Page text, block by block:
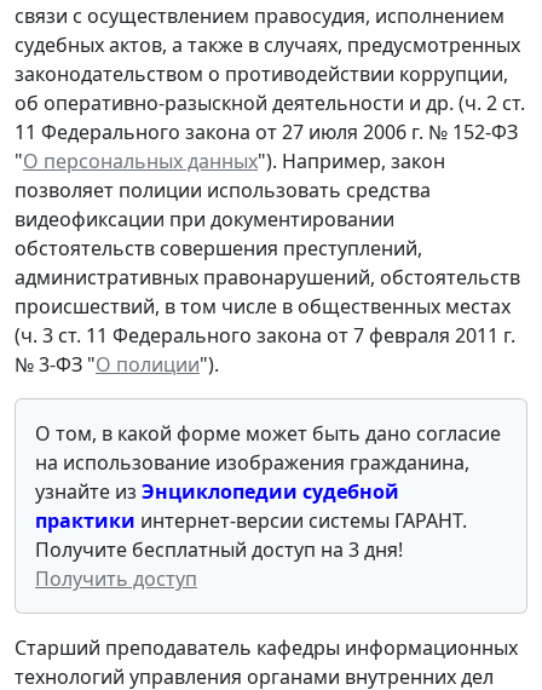
связи с осуществлением правосудия, исполнением
судебных актов, а также в случаях, предусмотренных
законодательством о противодействии коррупции,
об оперативно-разыскной деятельности и др. (ч. 2 ст.
11 Федерального закона от 27 июля 2006 г. № 152-ФЗ
"О персональных данных"). Например, закон
позволяет полиции использовать средства
видеофиксации при документировании
обстоятельств совершения преступлений,
административных правонарушений, обстоятельств
происшествий, в том числе в общественных местах
(ч. 3 ст. 11 Федерального закона от 7 февраля 2011 г.
№ 3-ФЗ "О полиции").
О том, в какой форме может быть дано согласие
на использование изображения гражданина,
узнайте из Энциклопедии судебной
практики интернет-версии системы ГАРАНТ.
Получите бесплатный доступ на 3 дня!
Получить доступ
Старший преподаватель кафедры информационных
технологий управления органами внутренних дел